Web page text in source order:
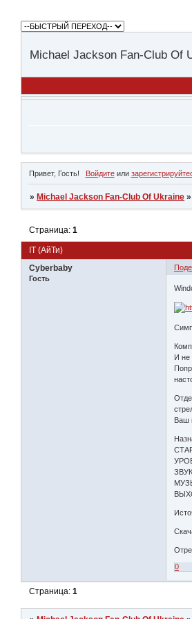
Michael Jackson Fan-Club Of
Привет, Гость! Войдитеили
» Michael Jackson Fan-Club Of Ukraine »
IT (АйТи)
Страница:1
Cyberbaby
Гость
И не
Ваш
0
Страница:1